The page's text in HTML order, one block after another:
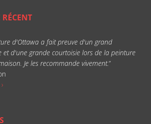
d'Ottawa a fait preuve d'un grand
et d'une grande courtoisie lors de la peinture
Je les recommande vivement.”